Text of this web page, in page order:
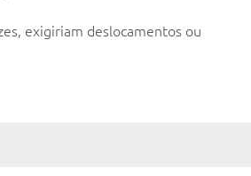
exigiriam deslocamentos ou